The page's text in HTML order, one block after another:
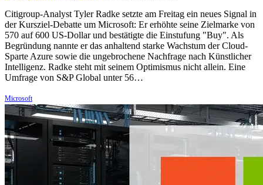
Citigroup-Analyst Tyler Radke setzte am Freitag ein neues Signal in
der Kursziel-Debatte um Microsoft: Er erhöhte seine Zielmarke von
570 auf 600 US-Dollar und bestätigte die Einstufung "Buy". Als
Begründung nannte er das anhaltend starke Wachstum der Cloud-
Sparte Azure sowie die ungebrochene Nachfrage nach Künstlicher
Intelligenz. Radke steht mit seinem Optimismus nicht allein. Eine
Umfrage von S&P Global unter 56…
Microsoft